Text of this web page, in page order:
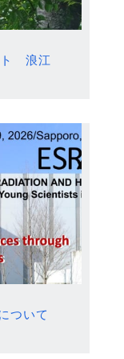
ト 浪江
ついて